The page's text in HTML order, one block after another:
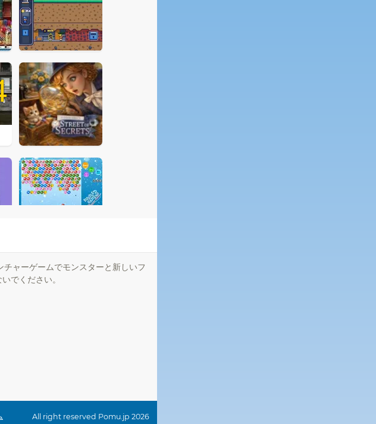
ャーゲームでモンスターと新しいフ
でください。
All right reserved Pomu.jp 2026